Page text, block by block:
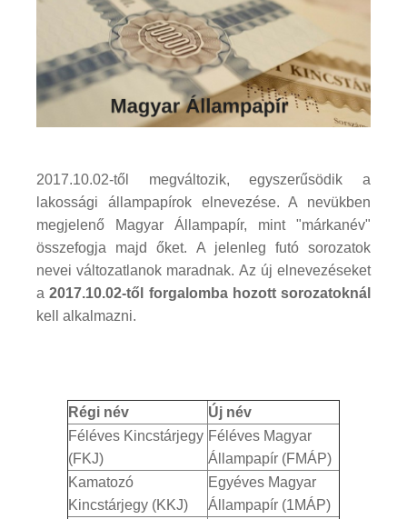
2017.10.02-től megváltozik, egyszerűsödik a
lakossági állampapírok elnevezése. A nevükben
megjelenő Magyar Állampapír, mint "márkanév"
összefogja majd őket. A jelenleg futó sorozatok
nevei változatlanok maradnak. Az új elnevezéseket
a2017.10.02-től forgalomba hozott sorozatoknál
kell alkalmazni.
Régi név
Új név
Féléves Kincstárjegy
(FKJ)
Féléves Magyar
Állampapír (FMÁP)
Kamatozó
Kincstárjegy (KKJ)
Egyéves Magyar
Állampapír (1MÁP)